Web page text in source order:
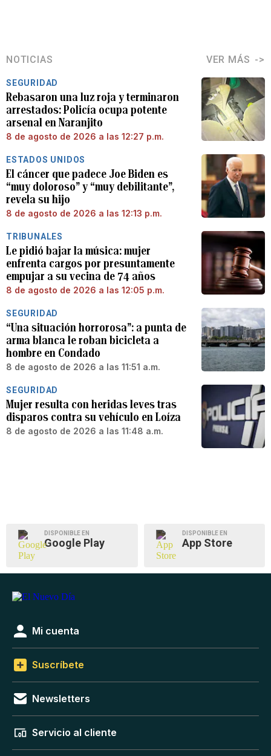
NOTICIAS VER MÁS
SEGURIDAD
Rebasaron una luz roja y terminaron
arrestados: Policía ocupa potente
arsenal en Naranjito
8 de agosto de 2026 a las 12:27 p.m.
ESTADOS UNIDOS
El cáncer que padece Joe Biden es
“muy doloroso” y “muy debilitante”,
revela su hijo
8 de agosto de 2026 a las 12:13 p.m.
TRIBUNALES
Le pidió bajar la música: mujer
enfrenta cargos por presuntamente
empujar a su vecina de 74 años
8 de agosto de 2026 a las 12:05 p.m.
SEGURIDAD
“Una situación horrorosa”: a punta de
arma blanca le roban bicicleta a
hombre en Condado
8 de agosto de 2026 a las 11:51 a.m.
SEGURIDAD
Mujer resulta con heridas leves tras
disparos contra su vehículo en Loíza
8 de agosto de 2026 a las 11:48 a.m.
DISPONIBLE EN
Google Play
DISPONIBLE EN
App Store
Mi cuenta
Suscríbete
Newsletters
Servicio al cliente